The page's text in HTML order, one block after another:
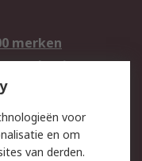
merken
advies
voor
en om
van derden.